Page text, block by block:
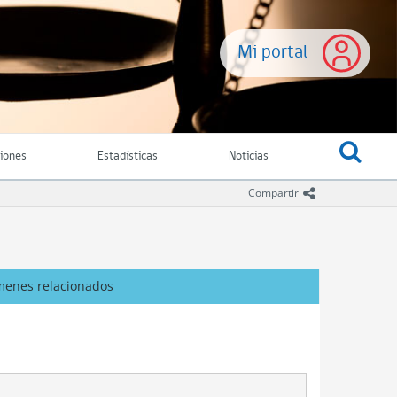
Mi portal
Estadísticas Noticias
Compartir icono
relacionados